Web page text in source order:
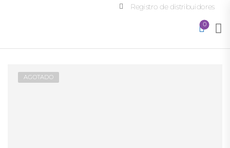
Registro de distribuidores
0
AGOTADO